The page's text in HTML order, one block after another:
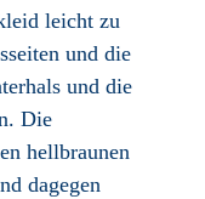
leicht zu
und die
und die
Die
hellbraunen
dagegen